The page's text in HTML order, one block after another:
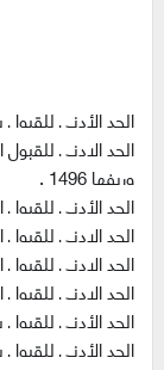
الحد الأدنى للقبول
وريفها 1496 .
الحد الأدنى للقبول
الحد الادنى للقبول
الحد الادنى للقبول
الحد الادنى للقبول
الحد الأدنى للقبول
الحد الأدنى للقبول